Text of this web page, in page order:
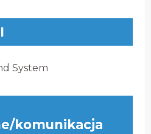
System
komunikacja